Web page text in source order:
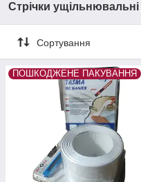
Стрічки
Сортування
ПОШКОДЖЕНЕ ПАКУВАННЯ